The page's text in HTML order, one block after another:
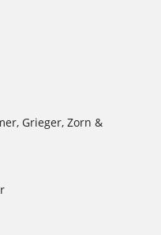
Grieger, Zorn &